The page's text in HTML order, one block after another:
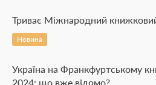
Триває Міжнародний
Новина
Україна на Франкфуртському
2024: що вже відомо?